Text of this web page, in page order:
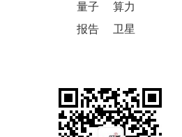
量子
算力
报告
卫星